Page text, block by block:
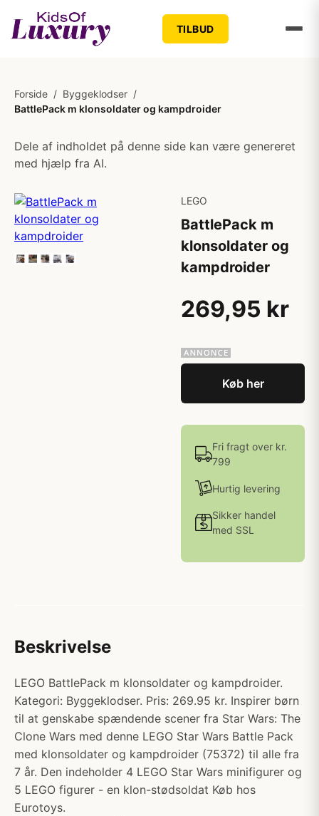
TILBUD
Forside / Byggeklodser /
BattlePack m klonsoldater og kampdroider
Dele af indholdet på denne side kan være genereret
med hjælp fra AI.
LEGO
BattlePack m
klonsoldater og
kampdroider
269,95 kr
Køb her
Fri fragt over kr.
799
Hurtig levering
Sikker handel
med SSL
Beskrivelse
LEGO BattlePack m klonsoldater og kampdroider.
Kategori: Byggeklodser. Pris: 269.95 kr. Inspirer børn
til at genskabe spændende scener fra Star Wars: The
Clone Wars med denne LEGO Star Wars Battle Pack
med klonsoldater og kampdroider (75372) til alle fra
7 år. Den indeholder 4 LEGO Star Wars minifigurer og
5 LEGO figurer - en klon-stødsoldat Køb hos
Eurotoys.